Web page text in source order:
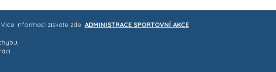
informací získáte zde: ADMINISTRACE SPORTOVNÍ AKCE
..